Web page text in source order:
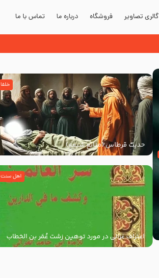
گالری تصاویر فروشگاه درباره ما تماس با ما
حدیث قرطاس (منابع شیعه)
خلفا
اعتراف غزالی در مورد توهین زشت عُمَر بن الخطاب
به پیامبر اکرم صلی الله علیه و آله و سلم
اهل سنت